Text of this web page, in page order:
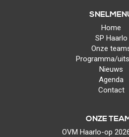
Home
SP Haarlo
Onze
Programma/
Nieuws
Agenda
Contact
ONZE
OVM Haarlo-op